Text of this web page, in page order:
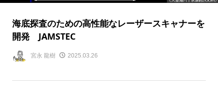
海底探査のための高性能なレーザースキャナーを
開発 JAMSTEC
宮永 龍樹 2025.03.26